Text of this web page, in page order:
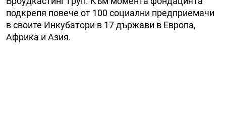
подкрепя повече от 100 социални предприемачи
в своите Инкубатори в 17 държави в Европа,
Африка и Азия.